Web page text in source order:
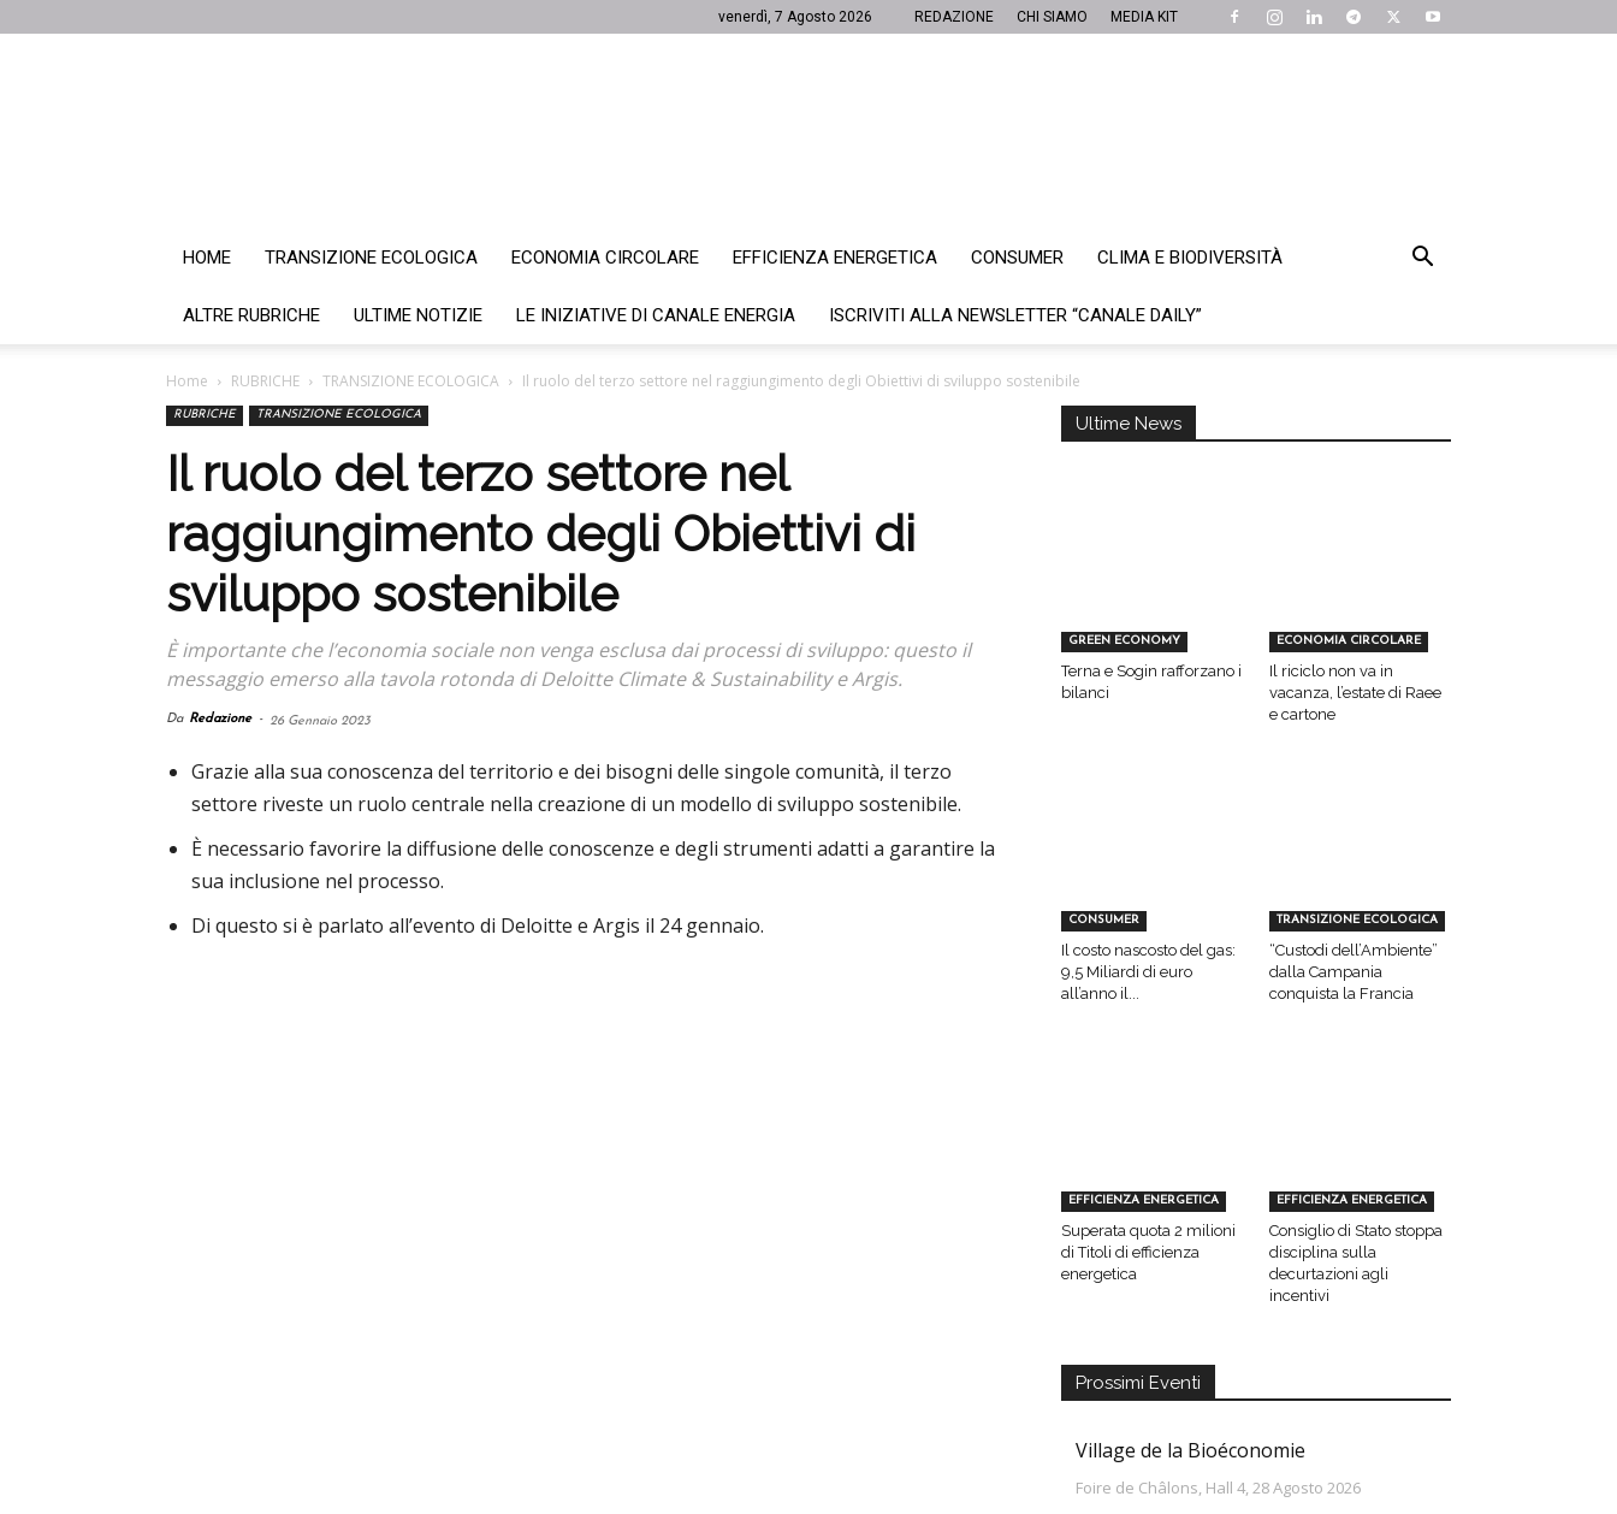
venerdì, 7 Agosto 2026 REDAZIONE CHI SIAMO MEDIA KIT
HOME TRANSIZIONE ECOLOGICA ECONOMIA CIRCOLARE EFFICIENZA ENERGETICA CONSUMER CLIMA E BIODIVERSITÀ
ALTRE RUBRICHE ULTIME NOTIZIE LE INIZIATIVE DI CANALE ENERGIA ISCRIVITI ALLA NEWSLETTER “CANALE DAILY”
Home RUBRICHE TRANSIZIONE ECOLOGICA Il ruolo del terzo settore nel raggiungimento degli Obiettivi di sviluppo sostenibile
RUBRICHE TRANSIZIONE ECOLOGICA
Il ruolo del terzo settore nel
raggiungimento degli Obiettivi di
sviluppo sostenibile
È importante che l’economia sociale non venga esclusa dai processi di sviluppo: questo il
messaggio emerso alla tavola rotonda di Deloitte Climate & Sustainability e Argis.
Da Redazione - 26 Gennaio 2023
Grazie alla sua conoscenza del territorio e dei bisogni delle singole comunità, il terzo
settore riveste un ruolo centrale nella creazione di un modello di sviluppo sostenibile.
È necessario favorire la diffusione delle conoscenze e degli strumenti adatti a garantire la
sua inclusione nel processo.
Di questo si è parlato all’evento di Deloitte e Argis il 24 gennaio.
Ultime News
GREEN ECONOMY
Terna e Sogin rafforzano i
bilanci
ECONOMIA CIRCOLARE
Il riciclo non va in
vacanza, l’estate di Raee
e cartone
CONSUMER
Il costo nascosto del gas:
9,5 Miliardi di euro
all’anno il...
TRANSIZIONE ECOLOGICA
“Custodi dell’Ambiente”
dalla Campania
conquista la Francia
EFFICIENZA ENERGETICA
Superata quota 2 milioni
di Titoli di efficienza
energetica
EFFICIENZA ENERGETICA
Consiglio di Stato stoppa
disciplina sulla
decurtazioni agli
incentivi
Prossimi Eventi
Village de la Bioéconomie
Foire de Châlons, Hall 4, 28 Agosto 2026